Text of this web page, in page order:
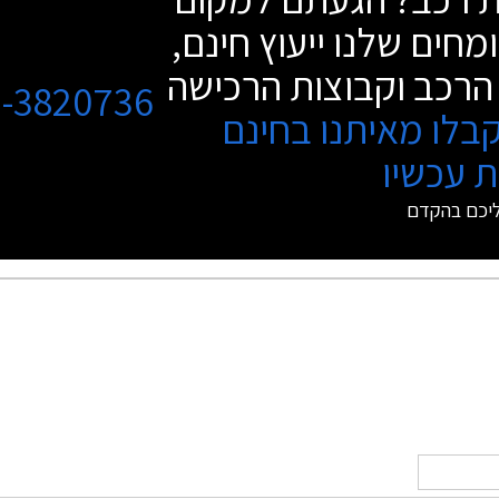
שלנו ייעוץ חינם,
וקבוצות הרכישה
מאיתנו בחינם
עכשיו
בהקדם
3820736